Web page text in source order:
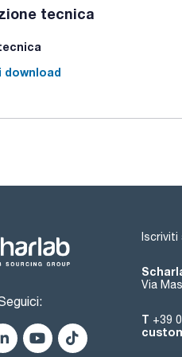
tecnica
download
Via
T +39